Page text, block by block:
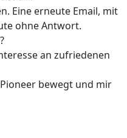
Eine erneute Email, mit
ohne Antwort.
an zufriedenen
bewegt und mir